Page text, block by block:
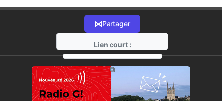
⋈Partager
Lien court :
https://radio-g.fr?14039
⧉